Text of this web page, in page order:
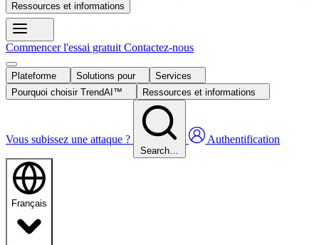
Ressources et informations
Commencer l'essai gratuit Contactez-nous
Plateforme Solutions pour
Services
Pourquoi choisir TrendAI™
Ressources et informations
Vous subissez une attaque ?
Search…
Authentification
Français